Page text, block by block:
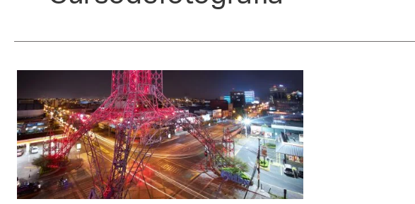
la
perspectiva
de
tus
fotos
al